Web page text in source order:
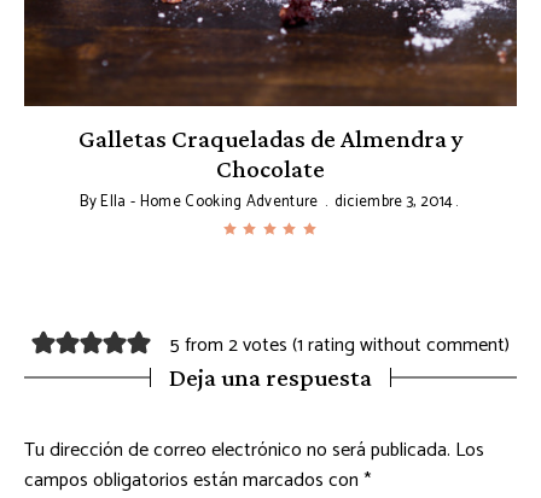
Galletas Craqueladas de Almendra y
Chocolate
ByElla - Home Cooking Adventure diciembre 3, 2014
5 from 2 votes (1 rating without comment)
Deja una respuesta
Tu dirección de correo electrónico no será publicada. Los
campos obligatorios están marcados con*